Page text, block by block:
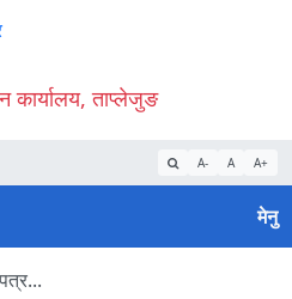
कार्यालय, ताप्लेजुङ
A- A A+
मेनु